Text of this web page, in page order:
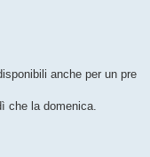
anche per un pre
che la domenica.